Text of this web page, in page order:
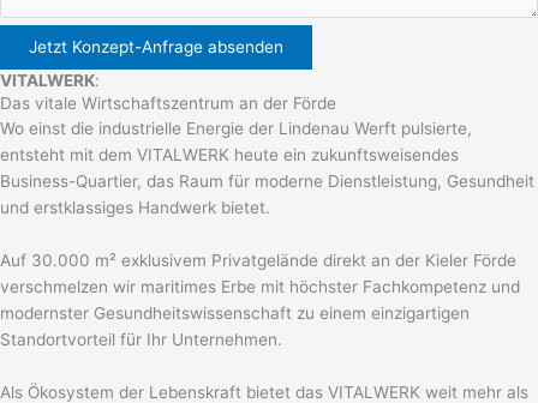
VITALWERK:
Das vitale Wirtschaftszentrum an der Förde
Wo einst die industrielle Energie der Lindenau Werft pulsierte,
entsteht mit dem VITALWERK heute ein zukunftsweisendes
Business-Quartier, das Raum für moderne Dienstleistung, Gesundheit
und erstklassiges Handwerk bietet.
Auf 30.000 m² exklusivem Privatgelände direkt an der Kieler Förde
verschmelzen wir maritimes Erbe mit höchster Fachkompetenz und
modernster Gesundheitswissenschaft zu einem einzigartigen
Standortvorteil für Ihr Unternehmen.
Als Ökosystem der Lebenskraft bietet das VITALWERK weit mehr als